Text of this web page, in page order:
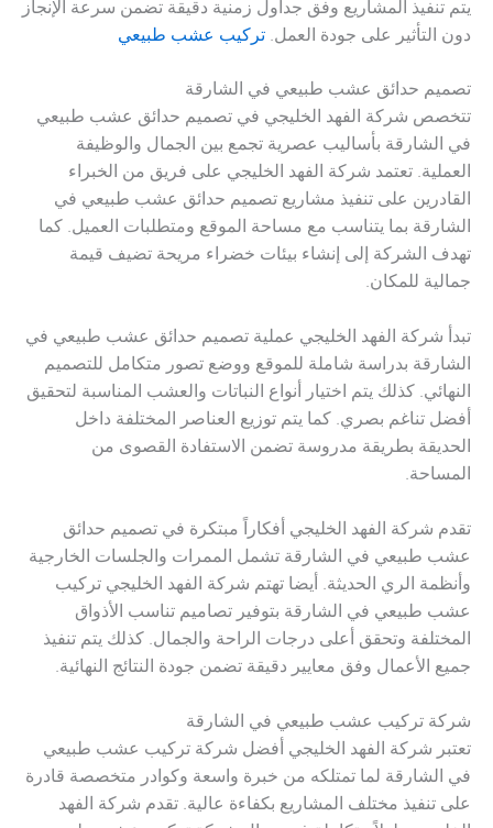
يتم تنفيذ المشاريع وفق جداول زمنية دقيقة تضمن سرعة الإنجاز
دون التأثير على جودة العمل. تركيب عشب طبيعي
تصميم حدائق عشب طبيعي في الشارقة
تتخصص شركة الفهد الخليجي في تصميم حدائق عشب طبيعي
في الشارقة بأساليب عصرية تجمع بين الجمال والوظيفة
العملية. تعتمد شركة الفهد الخليجي على فريق من الخبراء
القادرين على تنفيذ مشاريع تصميم حدائق عشب طبيعي في
الشارقة بما يتناسب مع مساحة الموقع ومتطلبات العميل. كما
تهدف الشركة إلى إنشاء بيئات خضراء مريحة تضيف قيمة
جمالية للمكان.
تبدأ شركة الفهد الخليجي عملية تصميم حدائق عشب طبيعي في
الشارقة بدراسة شاملة للموقع ووضع تصور متكامل للتصميم
النهائي. كذلك يتم اختيار أنواع النباتات والعشب المناسبة لتحقيق
أفضل تناغم بصري. كما يتم توزيع العناصر المختلفة داخل
الحديقة بطريقة مدروسة تضمن الاستفادة القصوى من
المساحة.
تقدم شركة الفهد الخليجي أفكاراً مبتكرة في تصميم حدائق
عشب طبيعي في الشارقة تشمل الممرات والجلسات الخارجية
وأنظمة الري الحديثة. أيضا تهتم شركة الفهد الخليجي تركيب
عشب طبيعي في الشارقة بتوفير تصاميم تناسب الأذواق
المختلفة وتحقق أعلى درجات الراحة والجمال. كذلك يتم تنفيذ
جميع الأعمال وفق معايير دقيقة تضمن جودة النتائج النهائية.
شركة تركيب عشب طبيعي في الشارقة
تعتبر شركة الفهد الخليجي أفضل شركة تركيب عشب طبيعي
في الشارقة لما تمتلكه من خبرة واسعة وكوادر متخصصة قادرة
على تنفيذ مختلف المشاريع بكفاءة عالية. تقدم شركة الفهد